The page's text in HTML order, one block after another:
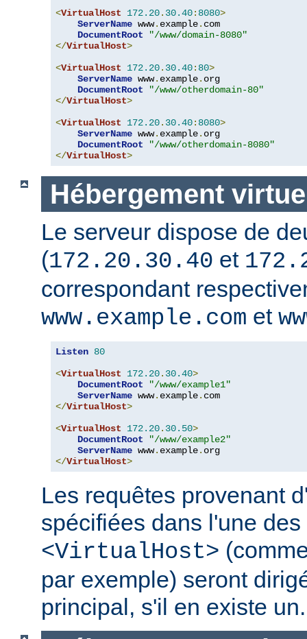
<VirtualHost 172.20. 30.40: 8080>
ServerName www. example. com
DocumentRoot
"/www/domain-8080"
</VirtualHost>
<VirtualHost 172.20. 30.40: 80>
ServerName www. example. org
DocumentRoot
"/www/otherdomain-80"
</VirtualHost>
<VirtualHost 172.20. 30.40: 8080>
ServerName www. example. org
DocumentRoot
"/www/otherdomain-8080"
</VirtualHost>
Hébergement
Le serveur dispose de
(172.20.30.40 et
correspondant
www.example.com et
Listen 80
<VirtualHost 172.20. 30.40>
DocumentRoot
"/www/example1"
ServerName www. example.
</VirtualHost>
<VirtualHost 172.20. 30.50>
DocumentRoot
"/www/example2"
ServerName www. example.
</VirtualHost>
Les requêtes provenant
spécifiées dans l'une
<VirtualHost>
par exemple) seront
principal, s'il en existe un.